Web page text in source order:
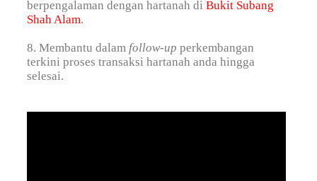
berpengalaman dengan hartanah diBukit Subang
Shah Alam.
8. Membantu dalam follow-up perkembangan
terkini proses transaksi hartanah anda hingga
selesai.